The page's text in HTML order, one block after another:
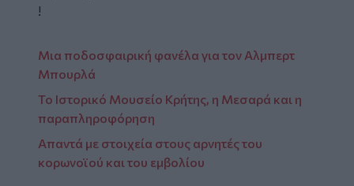
!
Μια ποδοσφαιρική φανέλα για τον Αλμπερτ
Μπουρλά
Το Ιστορικό Μουσείο Κρήτης, η Μεσαρά και η
παραπληροφόρηση
Απαντά με στοιχεία στους αρνητές του
κορωνοϊού και του εμβολίου